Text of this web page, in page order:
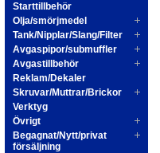
Starttillbehör
Olja/smörjmedel
Tank/Nipplar/Slang/Filter
Avgaspipor/submuffler
Avgastillbehör
Reklam/Dekaler
Skruvar/Muttrar/Brickor
Verktyg
Övrigt
Begagnat/Nytt/privat
försäljning